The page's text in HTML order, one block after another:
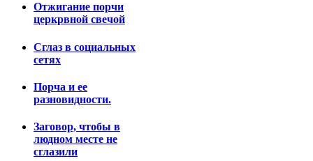
Отжигание порчи
церкрвной свечой
Сглаз в социальных
сетях
Порча и ее
разновидности.
Заговор, чтобы в
людном месте не
сглазили